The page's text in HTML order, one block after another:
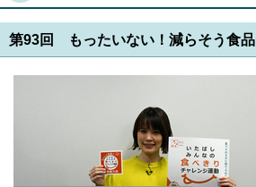
第93回 もったいない！減らそう食